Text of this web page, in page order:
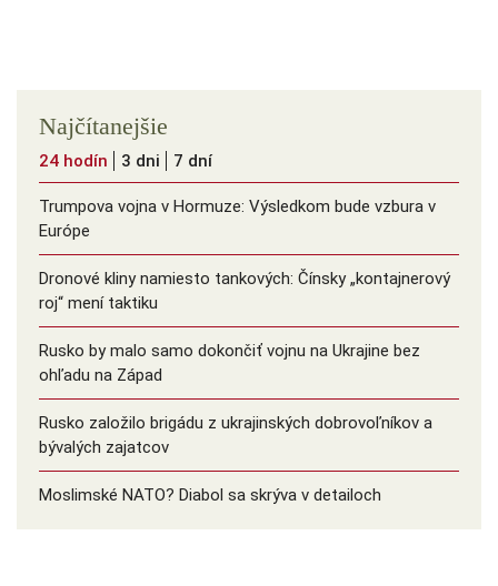
Najčítanejšie
24 hodín 3 dni 7 dní
Trumpova vojna v Hormuze: Výsledkom bude vzbura v
Európe
Dronové kliny namiesto tankových: Čínsky ️„kontajnerový
roj“ mení taktiku
Rusko by malo samo dokončiť vojnu na Ukrajine bez
ohľadu na Západ
Rusko založilo brigádu z ukrajinských dobrovoľníkov a
bývalých zajatcov
Moslimské NATO? Diabol sa skrýva v detailoch